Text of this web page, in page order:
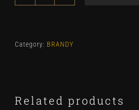
quantity
Category: BRANDY
Related products